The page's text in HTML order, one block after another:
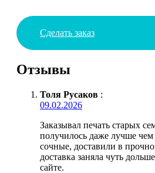
Сделать заказ
Отзывы
Толя Русаков :
09.02.2026
Заказывал печать старых
получилось даже лучше
сочные, доставили в
доставка заняла чуть
сайте.